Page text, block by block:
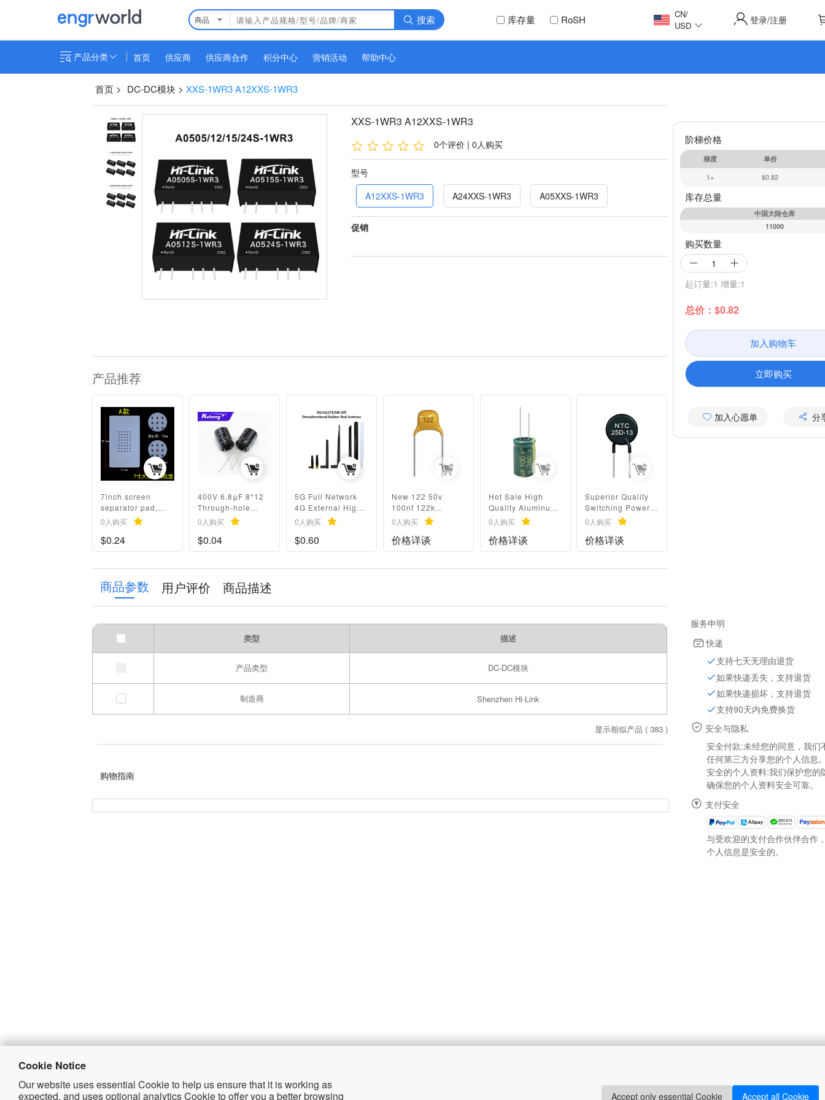
商品 搜索 库存量 RoSH CN/
USD
登录/注册
产品分类 首页 供应商 供应商合作 积分中心 营销活动 帮助中心
首页 > DC-DC模块 > XXS-1WR3 A12XXS-1WR3
XXS-1WR3 A12XXS-1WR3
0个评价 | 0人购买
型号
A12XXS-1WR3
A24XXS-1WR3 A05XXS-1WR3
促销
产品推荐
7inch screen
separator pad,
vacuum
separation heat
insulation pad,
high-temperature
thickened with
holes
0人购买
$0.24
400V 6.8μF 8*12
Through-hole
Aluminum
Electrolytic
Capacitor, High
Temperature and
Electrolytic
Capacitor
0人购买
$0.04
5G Full Network
4G External High-
Gain Foldable LTE
Signal Boost
Wireless Network
Card B311/B316
0人购买
$0.60
New 122 50v
100nf 122k
104m1206 0805
5.08mm Monolithic
Capacitors
Multilayer Ceramic
0人购买
价格详谈
Hot Sale High
Quality Aluminum
Electrolytic
Capacitor With
100% Safety
100uF 350V
0人购买
价格详谈
Superior Quality
Switching Power
Thermal Resistor
NTC Thermistor
25d-13
0人购买
价格详谈
商品参数 用户评价 商品描述
类型 描述
产品类型 DC-DC模块
制造商 Shenzhen Hi-Link
显示相似产品 ( 383)
购物指南
阶梯价格
梯度
单价
1+
$0.82
库存总量
中国大陆仓库
11000
购买数量
起订量:1 增量:1
总价：$0.82
加入购物车
立即购买
加入心愿单 分
服务申明
快递
支持七天无理由退货
如果快递丢失，支持退货
如果快递损坏，支持退货
支持90天内免费换货
安全与隐私
安全付款:未经您的同意，我们
任何第三方分享您的个人信息
安全的个人资料:我们保护您的
确保您的个人资料安全可靠。
支付安全
与受欢迎的支付合作伙伴合作
个人信息是安全的。
HI-LINK (HK)CO.. LIMITED
邮箱 : berin@hlktech.com
Cookie Notice
Our website uses essential Cookie to help us ensure that it is working as
expected, and uses optional analytics Cookie to offer you a better browsing
Accept only essential Cookie Accept all Cookie